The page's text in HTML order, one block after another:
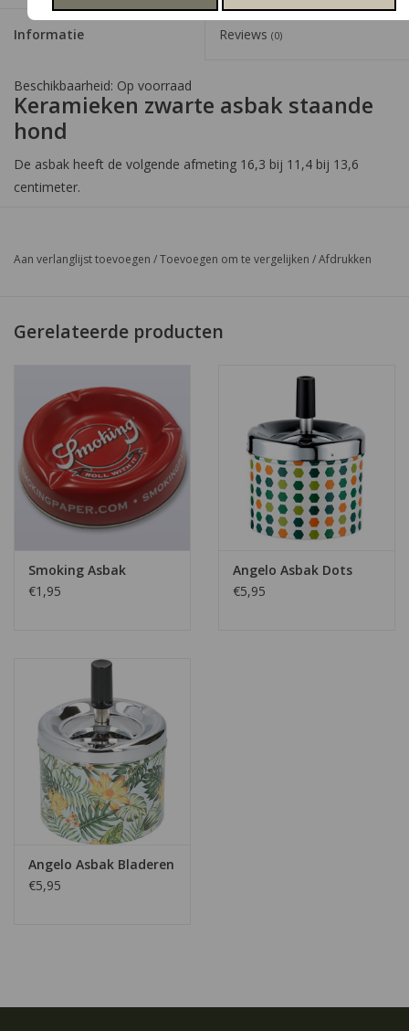
Informatie Reviews (0)
Beschikbaarheid: Op voorraad
Keramieken zwarte asbak staande
hond
De asbak heeft de volgende afmeting 16,3 bij 11,4 bij 13,6
centimeter.
Aan verlanglijst toevoegen /Toevoegen om te vergelijken /Afdrukken
Gerelateerde producten
Smoking Asbak
€1,95
Angelo Asbak Dots
€5,95
Angelo Asbak Bladeren
€5,95